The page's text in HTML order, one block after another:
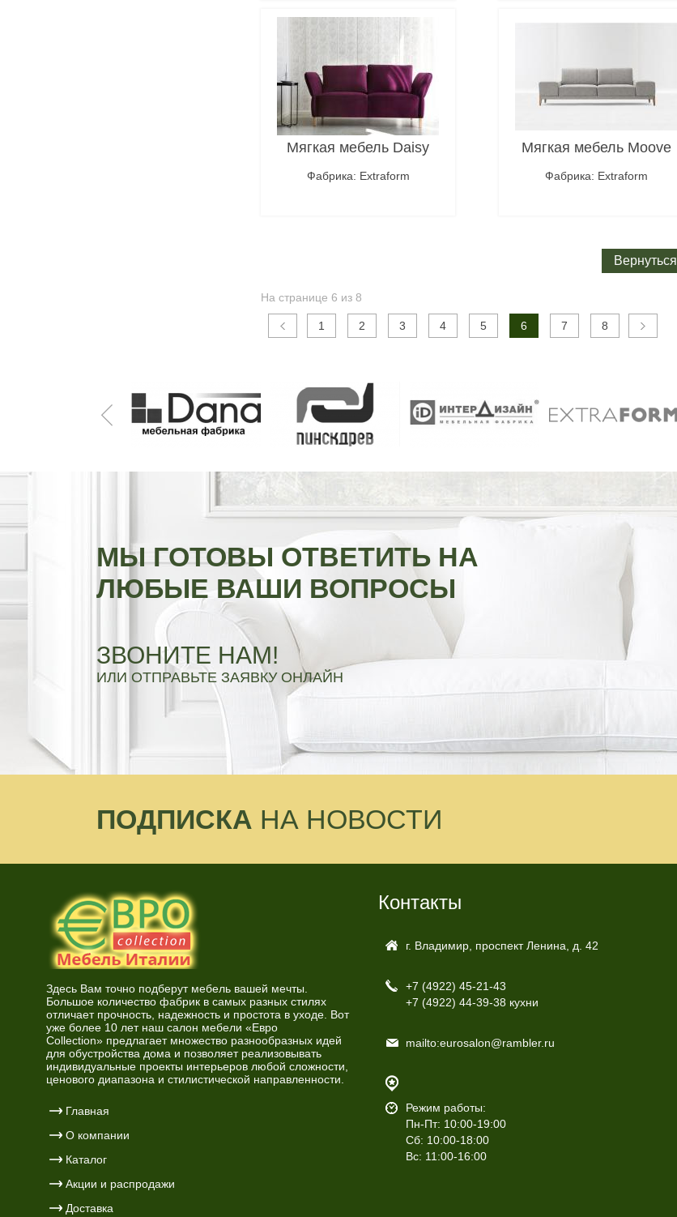
Мягкая мебель Daisy
Фабрика: Extraform
Мягкая мебель Moove
Фабрика: Extraform
Вернуться
На странице 6 из 8
1 2 3 4 5 6 7 8
МЫ ГОТОВЫ ОТВЕТИТЬ НА
ЛЮБЫЕ ВАШИ ВОПРОСЫ
ЗВОНИТЕ НАМ!
ИЛИ ОТПРАВЬТЕ ЗАЯВКУ ОНЛАЙН
ПОДПИСКА НА НОВОСТИ
Здесь Вам точно подберут мебель вашей мечты.
Большое количество фабрик в самых разных стилях
отличает прочность, надежность и простота в уходе. Вот
уже более 10 лет наш салон мебели «Евро
Collection» предлагает множество разнообразных идей
для обустройства дома и позволяет реализовывать
индивидуальные проекты интерьеров любой сложности,
ценового диапазона и стилистической направленности.
Главная
О компании
Каталог
Акции и распродажи
Доставка
Контакты
г. Владимир, проспект Ленина, д. 42
+7 (4922) 45-21-43
+7 (4922) 44-39-38 кухни
mailto:eurosalon@rambler.ru
Режим работы:
Пн-Пт: 10:00-19:00
Сб: 10:00-18:00
Вс: 11:00-16:00